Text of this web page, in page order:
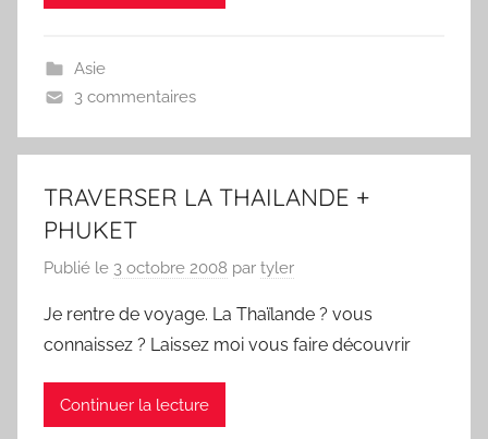
Asie
3 commentaires
TRAVERSER LA THAILANDE +
PHUKET
Publié le 3 octobre 2008 par tyler
Je rentre de voyage. La Thaïlande ? vous
connaissez ? Laissez moi vous faire découvrir
Continuer la lecture